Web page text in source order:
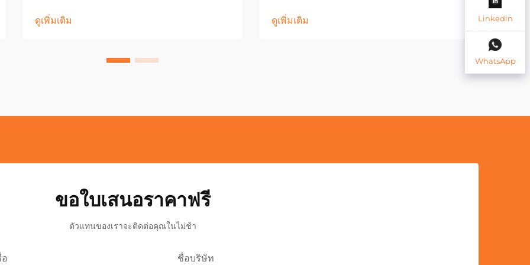
ดูเพิ่มเติม ดูเพิ่มเติม ดูเพิ่
ขอใบเสนอราคาฟรี
ตัวแทนของเราจะติดต่อคุณในไม่ช้า
ชื่อบริษัท
Linkedin
WhatsApp